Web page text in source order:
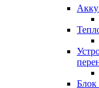
Блок